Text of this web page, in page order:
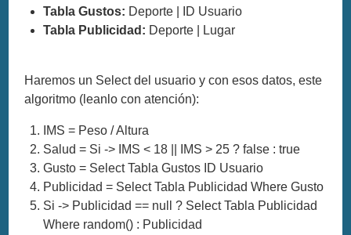
Tabla Gustos: Deporte | ID Usuario
Tabla Publicidad: Deporte | Lugar
Haremos un Select del usuario y con esos datos, este
algoritmo (leanlo con atención):
IMS = Peso / Altura
Salud = Si -> IMS < 18 || IMS > 25 ? false : true
Gusto = Select Tabla Gustos ID Usuario
Publicidad = Select Tabla Publicidad Where Gusto
Si -> Publicidad == null ? Select Tabla Publicidad
Where random() : Publicidad